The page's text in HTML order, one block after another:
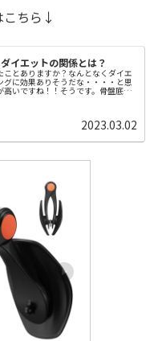
こちら↓
イエットの関係とは？
ことありますか？なんとなくダイエ
グに効果ありそうだな・・・・と思
高いですね！！そうです。骨盤底筋
は欠かせない要素になります。今回
2023.03.02